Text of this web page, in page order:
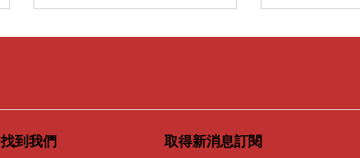
第二屆犬之日「潦草小狗出道
找到我們 取得新消息訂閱